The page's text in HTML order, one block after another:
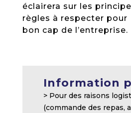
éclairera sur les
règles à respecter
bon cap de l’entreprise.
Information
> Pour des raisons
(commande des repas,